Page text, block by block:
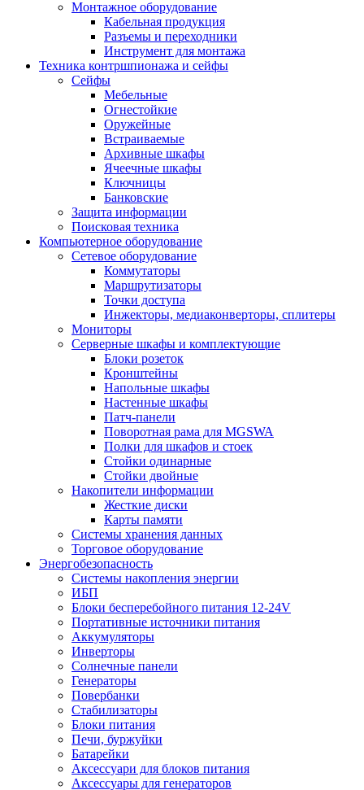
Монтажное оборудование
Кабельная продукция
Разъемы и переходники
Инструмент для монтажа
Техника контршпионажа и сейфы
Сейфы
Мебельные
Огнестойкие
Оружейные
Встраиваемые
Архивные шкафы
Ячеечные шкафы
Ключницы
Банковские
Защита информации
Поисковая техника
Компьютерное оборудование
Сетевое оборудование
Коммутаторы
Маршрутизаторы
Точки доступа
Инжекторы, медиаконверторы, сплитеры
Мониторы
Серверные шкафы и комплектующие
Блоки розеток
Кронштейны
Напольные шкафы
Настенные шкафы
Патч-панели
Поворотная рама для MGSWA
Полки для шкафов и стоек
Стойки одинарные
Стойки двойные
Накопители информации
Жесткие диски
Карты памяти
Системы хранения данных
Торговое оборудование
Энергобезопасность
Системы накопления энергии
ИБП
Блоки бесперебойного питания 12-24V
Портативные источники питания
Аккумуляторы
Инверторы
Солнечные панели
Генераторы
Повербанки
Стабилизаторы
Блоки питания
Печи, буржуйки
Батарейки
Аксессуари для блоков питания
Аксессуары для генераторов